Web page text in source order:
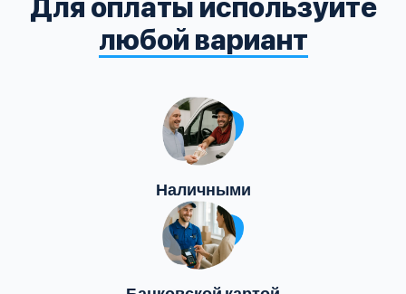
Для оплаты используйте
любой вариант
Наличными